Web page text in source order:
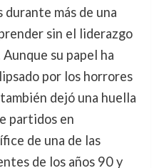
más de una
sin el liderazgo
su papel ha
por los horrores
dejó una huella
partidos en
de una de las
de los años 90 y